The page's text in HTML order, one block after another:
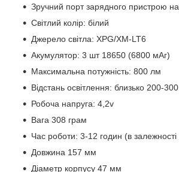
Зручний порт зарядного пристрою на
Світлий колір: білий
Джерело світла: XPG/XM-LT6
Акумулятор: 3 шт 18650 (6800 мАг)
Максимальна потужність: 800 лм
Відстань освітлення: близько 200-
Робоча напруга: 4,2v
Вага 308 грам
Час роботи: 3-12 годин (в
Довжина 157 мм
Діаметр корпусу 47 мм